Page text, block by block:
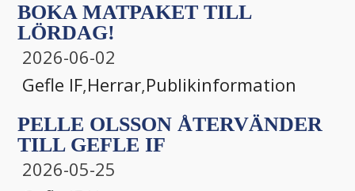
BOKA MATPAKET TILL
LÖRDAG!
2026-06-02
Gefle IF,Herrar,Publikinformation
PELLE OLSSON ÅTERVÄNDER
TILL GEFLE IF
2026-05-25